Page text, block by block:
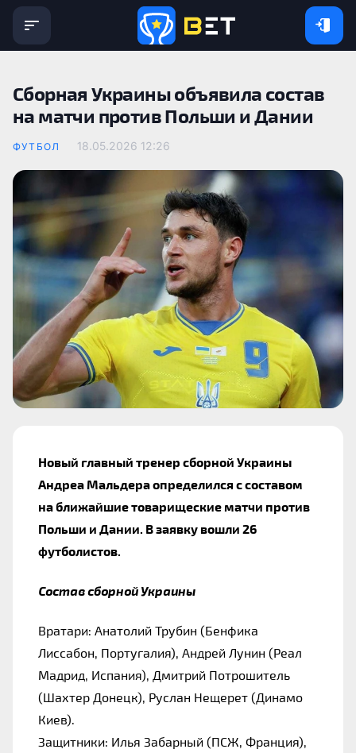
Сборная Украины объявила состав
на матчи против Польши и Дании
ФУТБОЛ 18.05.2026 12:26
Новый главный тренер сборной Украины
Андреа Мальдера определился с составом
на ближайшие товарищеские матчи против
Польши и Дании. В заявку вошли 26
футболистов.
Состав сборной Украины
Вратари: Анатолий Трубин (Бенфика
Лиссабон, Португалия), Андрей Лунин (Реал
Мадрид, Испания), Дмитрий Потрошитель
(Шахтер Донецк), Руслан Нещерет (Динамо
Киев).
Защитники: Илья Забарный (ПСЖ, Франция),